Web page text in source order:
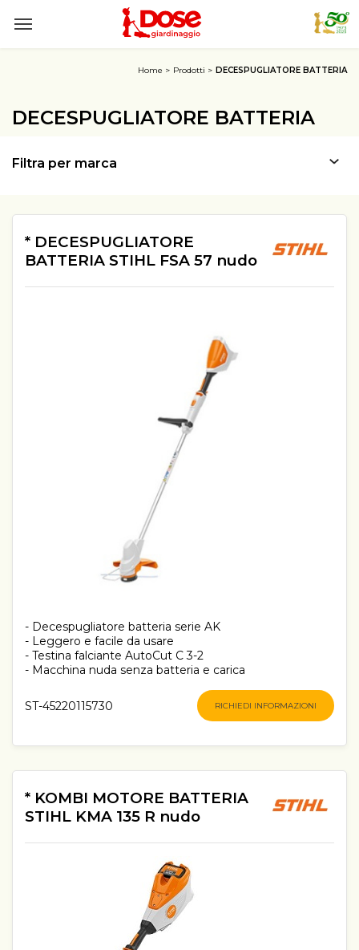
Home Prodotti DECESPUGLIATORE BATTERIA
DECESPUGLIATORE BATTERIA
Filtra per marca
* DECESPUGLIATORE
BATTERIA STIHL FSA 57 nudo
- Decespugliatore batteria serie AK
- Leggero e facile da usare
- Testina falciante AutoCut C 3-2
- Macchina nuda senza batteria e carica
ST-45220115730 RICHIEDI INFORMAZIONI
* KOMBI MOTORE BATTERIA
STIHL KMA 135 R nudo